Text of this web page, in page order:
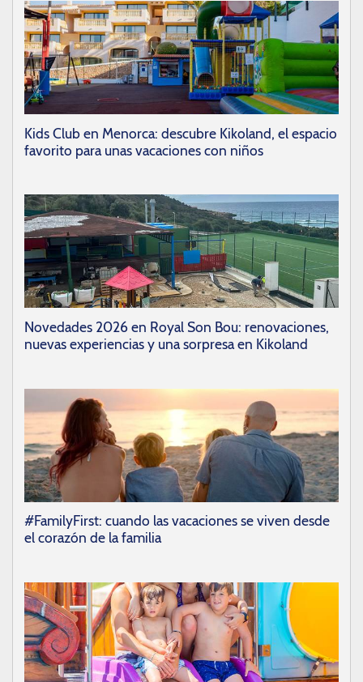
Kids Club en Menorca: descubre Kikoland, el espacio
favorito para unas vacaciones con niños
Novedades 2026 en Royal Son Bou: renovaciones,
nuevas experiencias y una sorpresa en Kikoland
#FamilyFirst: cuando las vacaciones se viven desde
el corazón de la familia